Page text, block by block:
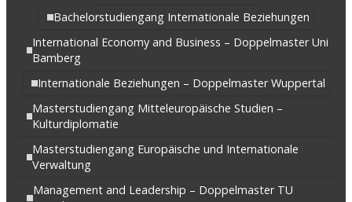
Bachelorstudiengang Internationale Beziehungen
International Economy and Business – Doppelmaster Uni
Bamberg
Internationale Beziehungen – Doppelmaster Wuppertal
Masterstudiengang Mitteleuropäische Studien –
Kulturdiplomatie
Masterstudiengang Europäische und Internationale
Verwaltung
Management and Leadership – Doppelmaster TU